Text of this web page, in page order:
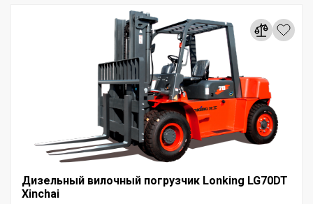
Дизельный вилочный погрузчик Lonking LG70DT
Xinchai